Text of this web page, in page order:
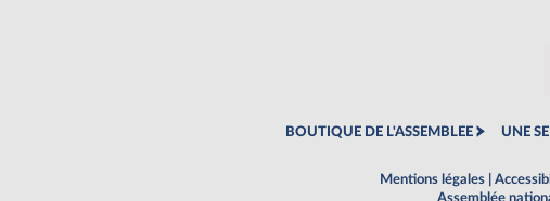
BOUTIQUE DE L'ASSEMBLEE UNE
Mentions légales
Assemblée